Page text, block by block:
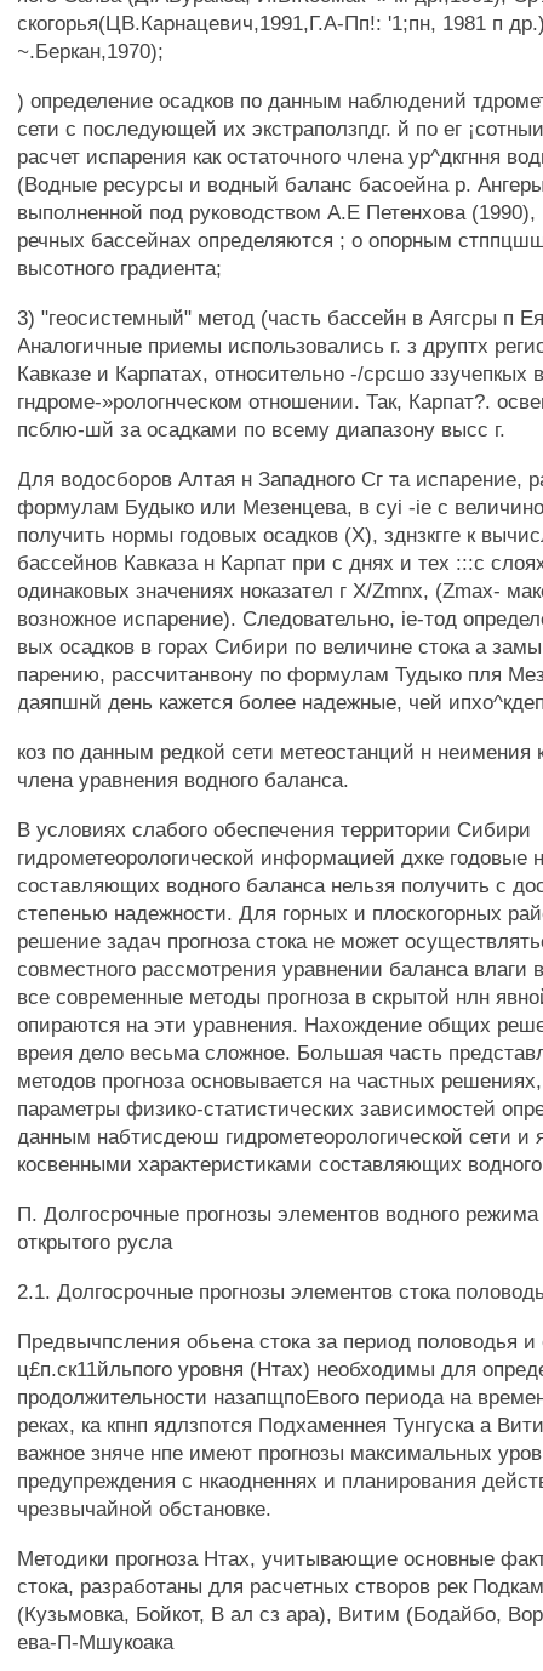
скогорья(ЦВ.Карнацевич,1991,Г.А-Пп!: '1;пн, 1981 п
~.Беркан,1970);
) определение осадков по данным наблюдений
сети с последующей их экстраползпдг. й по ег
расчет испарения как остаточного члена ур^дкгння
(Водные ресурсы и водный баланс басоейна р.
выполненной под руководством А.Е Петенхова (1990),
речных бассейнах определяются ; о опорным
высотного градиента;
3) "геосистемный" метод (часть бассейн в Аягсры п
Аналогичные приемы использовались г. з друптх
Кавказе и Карпатах, относительно -/срсшо ззучепкых
гндроме-»рологнческом отношении. Так, Карпат?.
псблю-шй за осадками по всему диапазону высс г.
Для водосборов Алтая н Западного Сг та испарение,
формулам Будыко или Мезенцева, в cyi -ie с
получить нормы годовых осадков (X), зднзкгге к
бассейнов Кавказа н Карпат при с днях и тех :::с
одинаковых значениях ноказател г X/Zmnx, (Zmax-
возножное испарение). Следовательно, ie-тод
вых осадков в горах Сибири по величине стока а
парению, рассчитанвону по формулам Тудыко пля
даяпшнй день кажется более надежные, чей
коз по данным редкой сети метеостанций н неимения
члена уравнения водного баланса.
В условиях слабого обеспечения территории Сибири
гидрометеорологической информацией дхке годовые
составляющих водного баланса нельзя получить с
степенью надежности. Для горных и плоскогорных
решение задач прогноза стока не может
совместного рассмотрения уравнении баланса влаги
все современные методы прогноза в скрытой нлн
опираются на эти уравнения. Нахождение общих
вреия дело весьма сложное. Большая часть
методов прогноза основывается на частных
параметры физико-статистических зависимостей
данным набтисдеюш гидрометеорологической сети и
косвенными характеристиками составляющих
П. Долгосрочные прогнозы элементов водного режима
открытого русла
2.1. Долгосрочные прогнозы элементов стока
Предвычпсления обьена стока за период половодья и
ц£п.ск11йльпого уровня (Нтах) необходимы для
продолжительности назапщпоЕвого периода на
реках, ка кпнп ядлзпотся Подхаменнея Тунгуска а
важное зняче нпе имеют прогнозы максимальных
предупреждения с нкаодненнях и планирования
чрезвычайной обстановке.
Методики прогноза Нтах, учитывающие основные
стока, разработаны для расчетных створов рек
(Кузьмовка, Бойкот, В ал сз ара), Витим (Бодайбо,
ева-П-Мшукоака